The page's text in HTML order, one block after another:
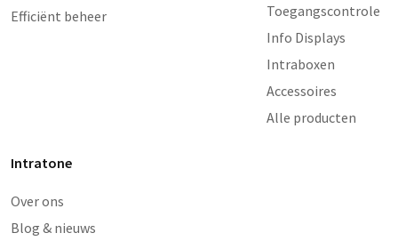
Efficiënt beheer
Toegangscontrole
Info Displays
Intraboxen
Accessoires
Alle producten
Intratone
Over ons
Blog & nieuws